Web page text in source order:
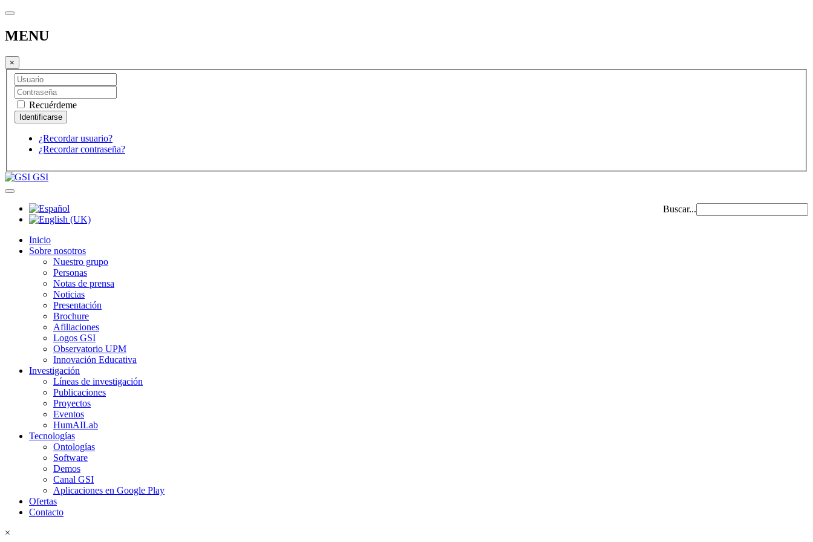
MENU
×
Recuérdeme
¿Recordar usuario?
¿Recordar contraseña?
GSI
Buscar...
Inicio
Sobre nosotros
Nuestro grupo
Personas
Notas de prensa
Noticias
Presentación
Brochure
Afiliaciones
Logos GSI
Observatorio UPM
Innovación Educativa
Investigación
Líneas de investigación
Publicaciones
Proyectos
Eventos
HumAILab
Tecnologías
Ontologías
Software
Demos
Canal GSI
Aplicaciones en Google Play
Ofertas
Contacto
×